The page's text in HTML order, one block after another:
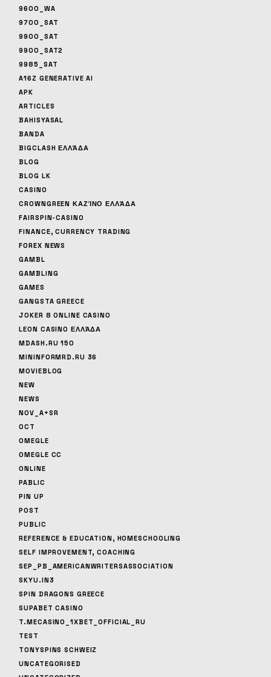
9600_WA
9700_SAT
9900_SAT
9900_SAT2
9985_SAT
A16Z GENERATIVE AI
APK
ARTICLES
BAHISYASAL
BANDA
BIGCLASH ΕΛΛΆΔΑ
BLOG
BLOG LK
CASINO
CROWNGREEN ΚΑΖΊΝΟ ΕΛΛΆΔΑ
FAIRSPIN-CASINO
FINANCE, CURRENCY TRADING
FOREX NEWS
GAMBL
GAMBLING
GAMES
GANGSTA GREECE
JOKER 8 ONLINE CASINO
LEON CASINO ΕΛΛΆΔΑ
MDASH.RU 150
MININFORMRD.RU 36
MOVIEBLOG
NEW
NEWS
NOV_A+SR
OCT
OMEGLE
OMEGLE CC
ONLINE
PABLIC
PIN UP
POST
PUBLIC
REFERENCE & EDUCATION, HOMESCHOOLING
SELF IMPROVEMENT, COACHING
SEP_PB_AMERICANWRITERSASSOCIATION
SKYU.IN3
SPIN DRAGONS GREECE
SUPABET CASINO
T.MECASINO_1XBET_OFFICIAL_RU
TEST
TONYSPINS SCHWEIZ
UNCATEGORISED